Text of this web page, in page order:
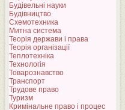
Будівельні науки
Будівництво
Схемотехника
Митна система
Теорія держави і права
Теорія організації
Теплотехніка
Технологія
Товарознавство
Транспорт
Трудове право
Туризм
Кримінальне право і процес